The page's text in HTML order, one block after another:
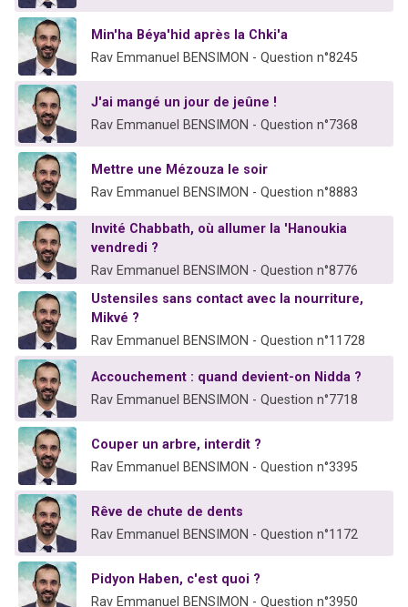
Min'ha Béya'hid après la Chki'a
Rav Emmanuel BENSIMON - Question n°8245
J'ai mangé un jour de jeûne !
Rav Emmanuel BENSIMON - Question n°7368
Mettre une Mézouza le soir
Rav Emmanuel BENSIMON - Question n°8883
Invité Chabbath, où allumer la 'Hanoukia
vendredi ?
Rav Emmanuel BENSIMON - Question n°8776
Ustensiles sans contact avec la nourriture,
Mikvé ?
Rav Emmanuel BENSIMON - Question n°11728
Accouchement : quand devient-on Nidda ?
Rav Emmanuel BENSIMON - Question n°7718
Couper un arbre, interdit ?
Rav Emmanuel BENSIMON - Question n°3395
Rêve de chute de dents
Rav Emmanuel BENSIMON - Question n°1172
Pidyon Haben, c'est quoi ?
Rav Emmanuel BENSIMON - Question n°3950